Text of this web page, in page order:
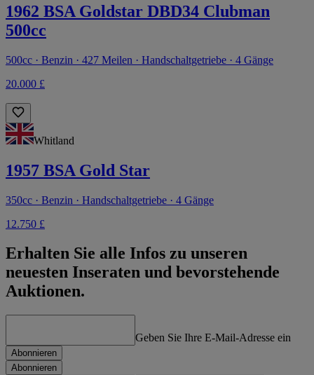
1962 BSA Goldstar DBD34 Clubman
500cc
500cc · Benzin · 427 Meilen · Handschaltgetriebe · 4 Gänge
20.000 £
Whitland
1957 BSA Gold Star
350cc · Benzin · Handschaltgetriebe · 4 Gänge
12.750 £
Erhalten Sie alle Infos zu unseren
neuesten Inseraten und bevorstehende
Auktionen.
Geben Sie Ihre E-Mail-Adresse ein
Abonnieren
Abonnieren